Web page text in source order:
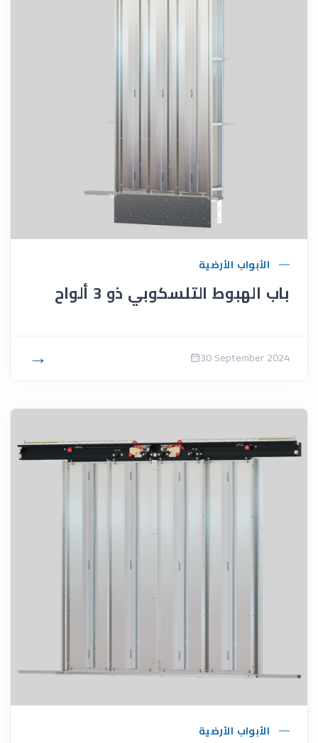
الأبواب الأرضية
باب الهبوط التلسكوبي ذو 3 ألواح
30 September 2024
→
الأبواب الأرضية